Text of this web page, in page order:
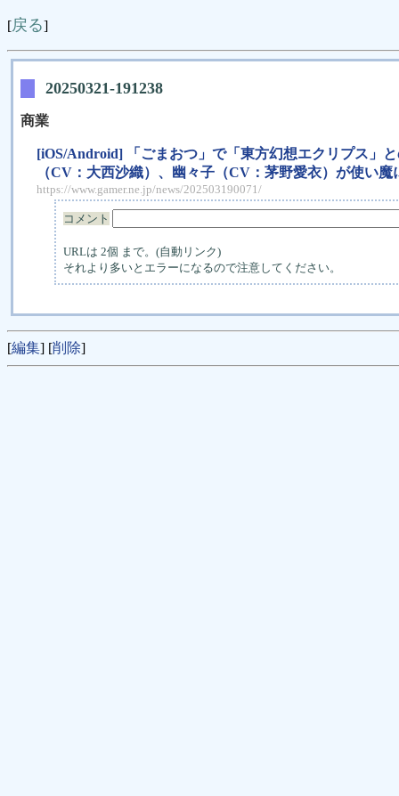
[戻る]
20250321-191238
商業
[iOS/Android] 「ごまおつ」で「東方幻想エクリプス」
（CV：大西沙織）、幽々子（CV：茅野愛衣）が使い魔
https://www.gamer.ne.jp/news/202503190071/
コメント
URLは 2個 まで。(自動リンク)
それより多いとエラーになるので注意してください。
[編集] [削除]